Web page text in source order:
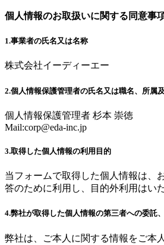
個人情報のお取扱いに関する同意事
1.事業者の氏名又は名称
株式会社イーディーエー
2.個人情報保護管理者の氏名又は職名、所属
個人情報保護管理者 杉本 崇徳
Mail:corp@eda-inc.jp
3.取得した個人情報の利用目的
当フォームで取得した個人情報は、
答のために利用し、目的外利用はい
4.弊社が取得した個人情報の第三者への委託
弊社は、ご本人に関する情報をご本